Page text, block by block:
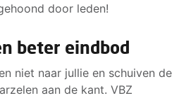
door leden!
beter eindbod
niet naar jullie en schuiven de
aan de kant. VBZ